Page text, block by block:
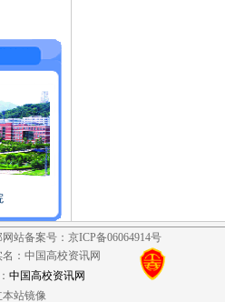
站备案号：京ICP备06064914号
： 中国高校资讯网
中国高校资讯网
站镜像